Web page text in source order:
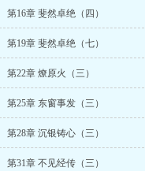
第16章 斐然卓绝（四）
第19章 斐然卓绝（七）
第22章 燎原火（三）
第25章 东窗事发（三）
第28章 沉银铸心（三）
第31章 不见经传（三）